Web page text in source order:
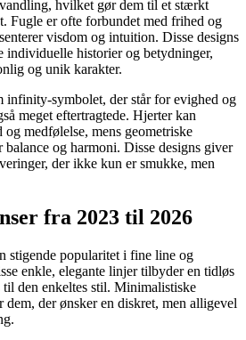
hvilket gør dem til et stærkt
Fugle er ofte forbundet med frihed og
visdom og intuition. Disse designs
individuelle historier og betydninger,
og unik karakter.
infinity-symbolet, der står for evighed og
meget eftertragtede. Hjerter kan
medfølelse, mens geometriske
balance og harmoni. Disse designs giver
der ikke kun er smukke, men
fra 2023 til 2026
stigende popularitet i fine line og
enkle, elegante linjer tilbyder en tidløs
til den enkeltes stil. Minimalistiske
dem, der ønsker en diskret, men alligevel